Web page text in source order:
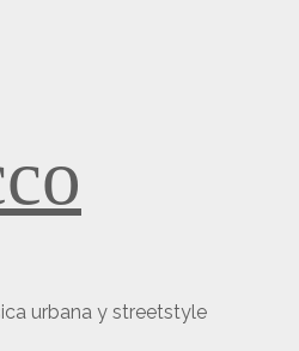
urbana y streetstyle